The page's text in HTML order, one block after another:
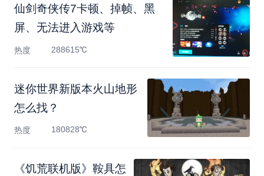
仙剑奇侠传7卡顿、掉帧、黑
屏、无法进入游戏等
热度 288615℃
迷你世界新版本火山地形
怎么找？
热度 180828℃
《饥荒联机版》鞍具怎